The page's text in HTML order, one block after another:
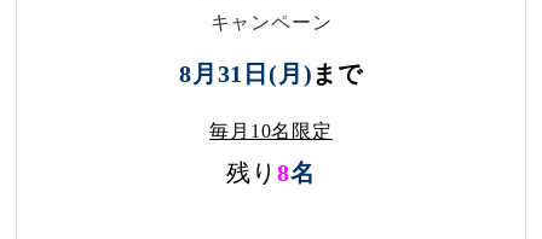
キャンペーン
8月31日(月) まで
毎月10名限定
残り 8名